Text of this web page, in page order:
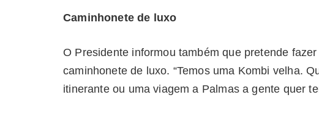
Caminhonete de luxo
O Presidente informou também que pretende
caminhonete de luxo. “Temos uma Kombi velha.
itinerante ou uma viagem a Palmas a gente quer